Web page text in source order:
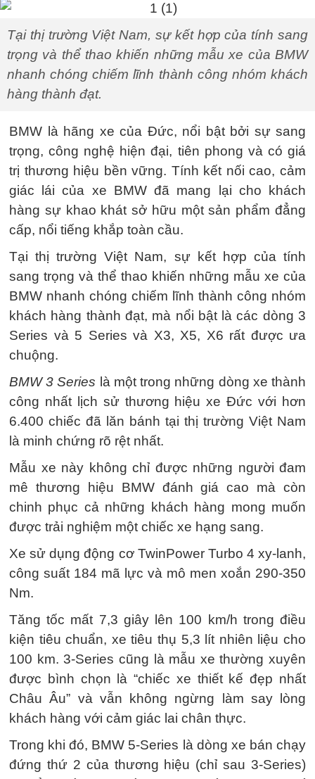
Tại thị trường Việt Nam, sự kết hợp của tính sang
trọng và thể thao khiến những mẫu xe của BMW
nhanh chóng chiếm lĩnh thành công nhóm khách
hàng thành đạt.
BMW là hãng xe của Đức, nổi bật bởi sự sang
trọng, công nghệ hiện đại, tiên phong và có giá
trị thương hiệu bền vững. Tính kết nối cao, cảm
giác lái của xe BMW đã mang lại cho khách
hàng sự khao khát sở hữu một sản phẩm đẳng
cấp, nổi tiếng khắp toàn cầu.
Tại thị trường Việt Nam, sự kết hợp của tính
sang trọng và thể thao khiến những mẫu xe của
BMW nhanh chóng chiếm lĩnh thành công nhóm
khách hàng thành đạt, mà nổi bật là các dòng 3
Series và 5 Series và X3, X5, X6 rất được ưa
chuộng.
BMW 3 Series là một trong những dòng xe thành
công nhất lịch sử thương hiệu xe Đức với hơn
6.400 chiếc đã lăn bánh tại thị trường Việt Nam
là minh chứng rõ rệt nhất.
Mẫu xe này không chỉ được những người đam
mê thương hiệu BMW đánh giá cao mà còn
chinh phục cả những khách hàng mong muốn
được trải nghiệm một chiếc xe hạng sang.
Xe sử dụng động cơ TwinPower Turbo 4 xy-lanh,
công suất 184 mã lực và mô men xoắn 290-350
Nm.
Tăng tốc mất 7,3 giây lên 100 km/h trong điều
kiện tiêu chuẩn, xe tiêu thụ 5,3 lít nhiên liệu cho
100 km. 3-Series cũng là mẫu xe thường xuyên
được bình chọn là “chiếc xe thiết kế đẹp nhất
Châu Âu” và vẫn không ngừng làm say lòng
khách hàng với cảm giác lai chân thực.
Trong khi đó, BMW 5-Series là dòng xe bán chạy
đứng thứ 2 của thương hiệu (chỉ sau 3-Series)